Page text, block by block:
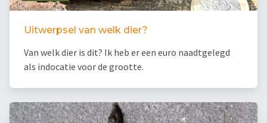
Uitwerpsel van welk dier?
Van welk dier is dit? Ik heb er een euro naadtgelegd
als indocatie voor de grootte.